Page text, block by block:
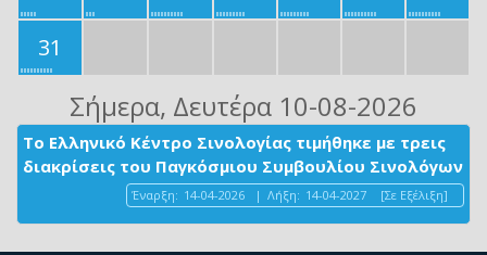
31
Σήμερα, Δευτέρα 10-08-2026
Το Ελληνικό Κέντρο Σινολογίας τιμήθηκε με τρεις
διακρίσεις του Παγκόσμιου Συμβουλίου Σινολόγων
Έναρξη: 14-04-2026 | Λήξη: 14-04-2027 [Σε Εξέλιξη]